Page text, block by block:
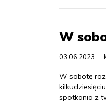
W
03.06.2023
W sobotę
spotkania z